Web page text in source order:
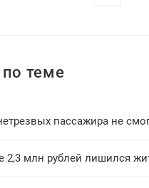
теме
пассажира не
2,3 млн рублей лишился